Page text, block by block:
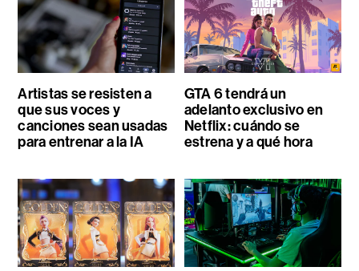
Artistas se resisten a
que sus voces y
canciones sean usadas
para entrenar a la IA
GTA 6 tendrá un
adelanto exclusivo en
Netflix: cuándo se
estrena y a qué hora